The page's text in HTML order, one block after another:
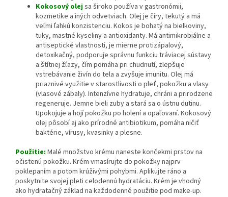
Kokosový olejsa široko používa v gastronómii,
kozmetike a iných odvetviach. Olej je číry, tekutý a má
veľmi ľahkú konzistenciu. Kokos je bohatý na bielkoviny,
tuky, mastné kyseliny a antioxidanty. Má antimikrobiálne a
antiseptické vlastnosti, je mierne protizápalový,
detoxikačný, podporuje správnu funkciu tráviacej sústavy
a štítnej žľazy, čím pomáha pri chudnutí, zlepšuje
vstrebávanie živín do tela a zvyšuje imunitu. Olej má
priaznivé využitie v starostlivosti o pleť, pokožku a vlasy
(vlasové zábaly). Intenzívne hydratuje, chráni a prirodzene
regeneruje. Jemne bieli zuby a stará sa o ústnu dutinu.
Upokojuje a hojí pokožku po holení a opaľovaní. Kokosový
olej pôsobí aj ako prírodné antibiotikum, pomáha ničiť
baktérie, vírusy, kvasinky a plesne.
Použitie: Malé množstvo krému naneste končekmi prstov na
očistenú pokožku. Krém vmasírujte do pokožky najprv
poklepaním a potom krúživými pohybmi. Aplikujte ráno a
poskytnite svojej pleti celodennú hydratáciu. Krém je vhodný
ako hydratačný základ na každodenné použitie pod make-up.